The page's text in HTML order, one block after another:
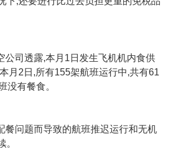
司透露,本月1日发生飞机机内食供
月2日,所有155架航班运行中,共有61
没有餐食。
问题而导致的航班推迟运行和无机
。